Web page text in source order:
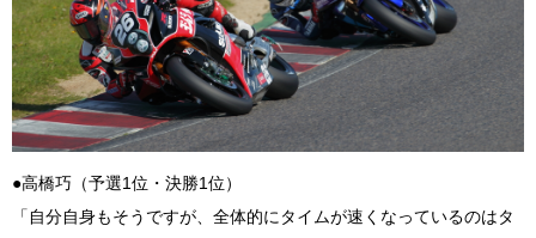
●高橋巧（予選1位・決勝1位）
「自分自身もそうですが、全体的にタイムが速くなっているのはタ